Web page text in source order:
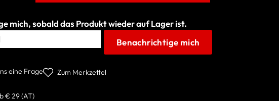
mich, sobald das Produkt wieder auf Lager ist.
Benachrichtige mich
eine Frage Zum Merkzettel
€ 29 (AT)